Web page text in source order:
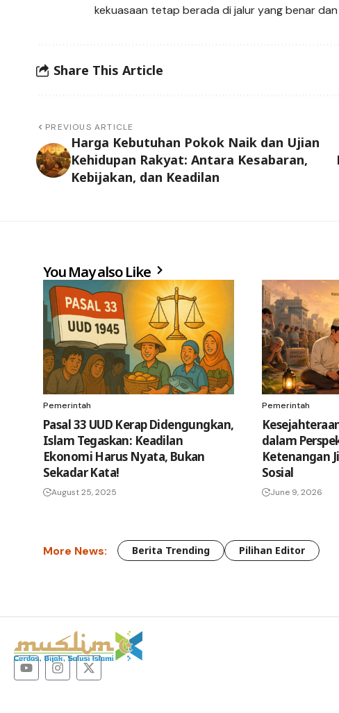
kekuasaan tetap berada di jalur yang benar dan
Share This Article
PREVIOUS ARTICLE
Harga Kebutuhan Pokok Naik dan Ujian
Kehidupan Rakyat: Antara Kesabaran,
Kebijakan, dan Keadilan
You May also Like
Pemerintah
Pasal 33 UUD Kerap Didengungkan,
Islam Tegaskan: Keadilan
Ekonomi Harus Nyata, Bukan
Sekadar Kata!
August 25, 2025
Pemerintah
dalam
Ketenangan
Sosial
June 9, 2026
More News: Berita Trending Pilihan Editor